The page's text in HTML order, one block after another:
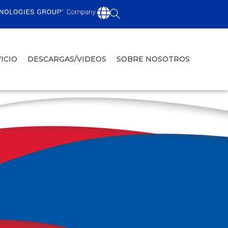
DESCARGAS/VIDEOS SOBRE NOSOTROS